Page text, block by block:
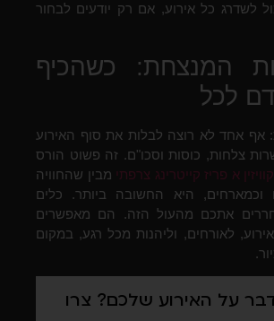
לשדרג כל אירוע, אם רק יודעים לבחור
המנצחת: כשהכיף
לכל
אף אחד לא רוצה לבלות את סוף האירוע
צלחות, כוסות וסכו"ם. זה פשוט הורס
קוויזין א פריז קייטרינג צרפתי מבין שהחוויה
וכמארחים, היא החשובה ביותר. כלים
אתכם מהעול הזה. הם מאפשרים
לאורחים, וליהנות מכל רגע, במקום
על האירוע שלכם? צרו